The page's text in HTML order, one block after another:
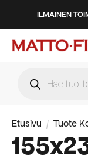
ILMAINEN
search
Etusivu Tuote